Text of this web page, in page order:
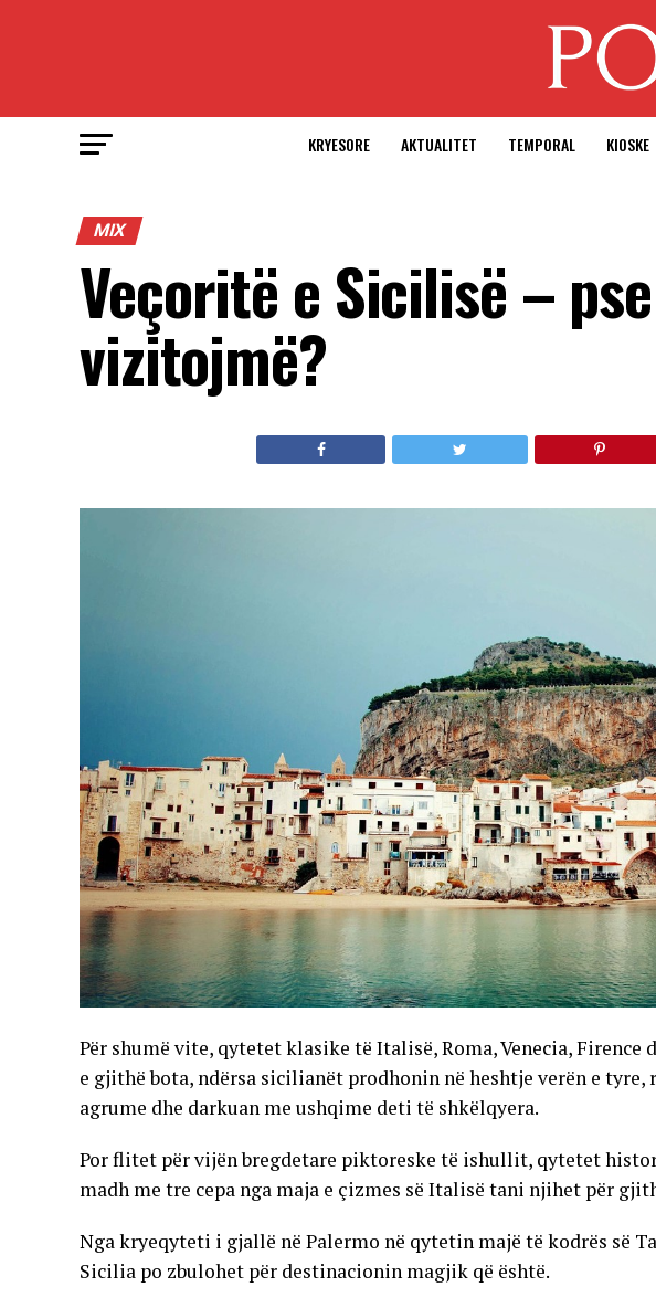
KRYESORE AKTUALITET TEMPORAL KIOSKE
MIX
Veçoritë e Sicilisë –
vizitojmë?
Për shumë vite, qytetet klasike të Italisë, Roma, Venecia,
e gjithë bota, ndërsa sicilianët prodhonin në heshtje verën e
agrume dhe darkuan me ushqime deti të shkëlqyera.
Por flitet për vijën bregdetare piktoreske të ishullit, qytetet
madh me tre cepa nga maja e çizmes së Italisë tani njihet për
Nga kryeqyteti i gjallë në Palermo në qytetin majë të kodrës së
Sicilia po zbulohet për destinacionin magjik që është.